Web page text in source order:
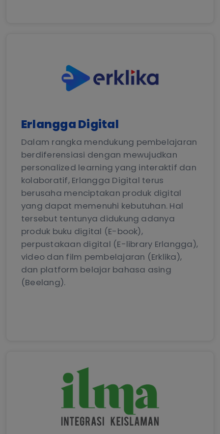
Erlangga Digital
Dalam rangka mendukung pembelajaran
berdiferensiasi dengan mewujudkan
personalized learning yang interaktif dan
kolaboratif, Erlangga Digital terus
berusaha menciptakan produk digital
yang dapat memenuhi kebutuhan. Hal
tersebut tentunya didukung adanya
produk buku digital (E-book),
perpustakaan digital (E-library Erlangga),
video dan film pembelajaran (Erklika),
dan platform belajar bahasa asing
(Beelang).